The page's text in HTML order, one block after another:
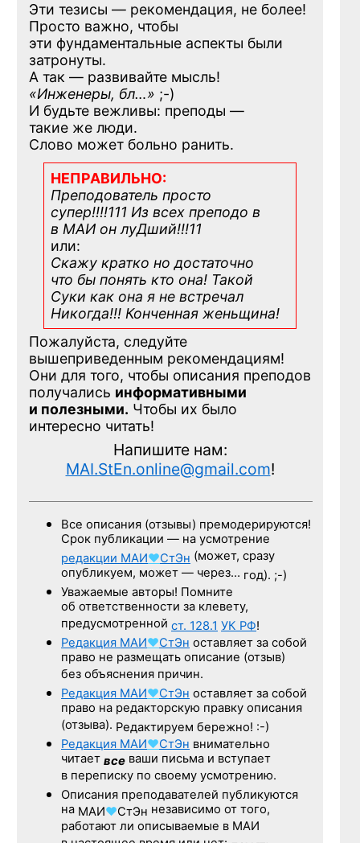
Эти тезисы — рекомендация, не более!
Просто важно, чтобы
эти фундаментальные аспекты были
затронуты.
А так — развивайте мысль!
«Инженеры, бл…» ;-)
И будьте вежливы: преподы —
такие же люди.
Слово может больно ранить.
НЕПРАВИЛЬНО:
Преподователь просто
супер!!!!111 Из всех преподо в
в МАИ он луДший!!!11
или:
Скажу кратко но достаточно
что бы понять кто она! Такой
Суки как она я не встречал
Никогда!!! Конченная женьщина!
Пожалуйста, следуйте
вышеприведенным рекомендациям!
Они для того, чтобы описания преподов
получались информативными
и полезными. Чтобы их было
интересно читать!
Напишите нам:
MAI.StEn.online@gmail.com!
Все описания (отзывы) премодерируются!
Срок публикации — на усмотрение
редакции МАИ♥СтЭн (может, сразу
опубликуем, может — через… год). ;-)
Уважаемые авторы! Помните
об ответственности за клевету,
предусмотренной ст. 128.1 УК РФ!
Редакция МАИ♥СтЭн оставляет за собой
право не размещать описание (отзыв)
без объяснения причин.
Редакция МАИ♥СтЭн оставляет за собой
право на редакторскую правку описания
(отзыва). Редактируем бережно! :-)
Редакция МАИ♥СтЭн внимательно
читает все ваши письма и вступает
в переписку по своему усмотрению.
Описания преподавателей публикуются
на МАИ♥СтЭн независимо от того,
работают ли описываемые в МАИ